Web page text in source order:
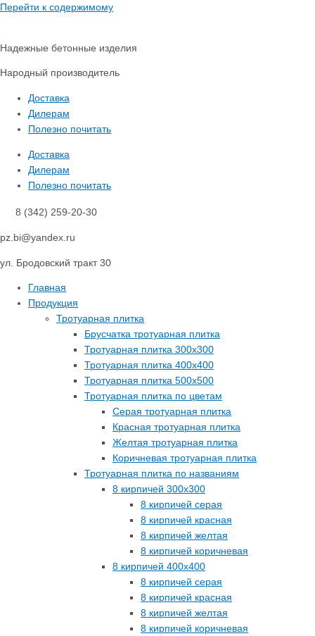
Перейти к содержимому
Надежные бетонные изделия
Народный производитель
Доставка
Дилерам
Полезно почитать
Доставка
Дилерам
Полезно почитать
8 (342) 259-20-30
pz.bi@yandex.ru
ул. Бродовский тракт 30
Главная
Продукция
Тротуарная плитка
Брусчатка тротуарная плитка
Тротуарная плитка 300х300
Тротуарная плитка 400х400
Тротуарная плитка 500х500
Тротуарная плитка по цветам
Серая тротуарная плитка
Красная тротуарная плитка
Желтая тротуарная плитка
Коричневая тротуарная плитка
Тротуарная плитка по названиям
8 кирпичей 300х300
8 кирпичей серая
8 кирпичей красная
8 кирпичей желтая
8 кирпичей коричневая
8 кирпичей 400х400
8 кирпичей серая
8 кирпичей красная
8 кирпичей желтая
8 кирпичей коричневая